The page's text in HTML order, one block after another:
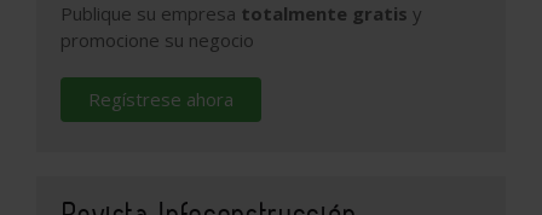
Publique su empresa totalmente gratis y
promocione su negocio
Regístrese ahora